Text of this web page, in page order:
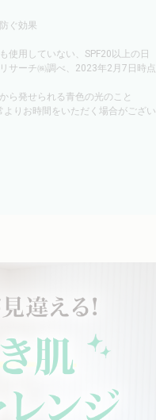
ぐ効果
使用していない、SPF20以上の日
サーチ㈱調べ、2023年2月7日時点
ら発せられる青色の光のこと
りお時間をいただく場合がござい